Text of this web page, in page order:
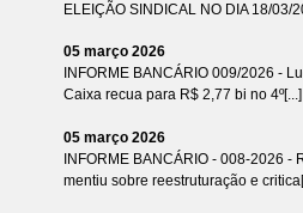
ELEIÇÃO SINDICAL NO DIA 18/03/
05 março 2026
INFORME BANCÁRIO 009/2026 -
Caixa recua para R$ 2,77 bi no 4º[...]
05 março 2026
INFORME BANCÁRIO - 008-2026 -
mentiu sobre reestruturação e